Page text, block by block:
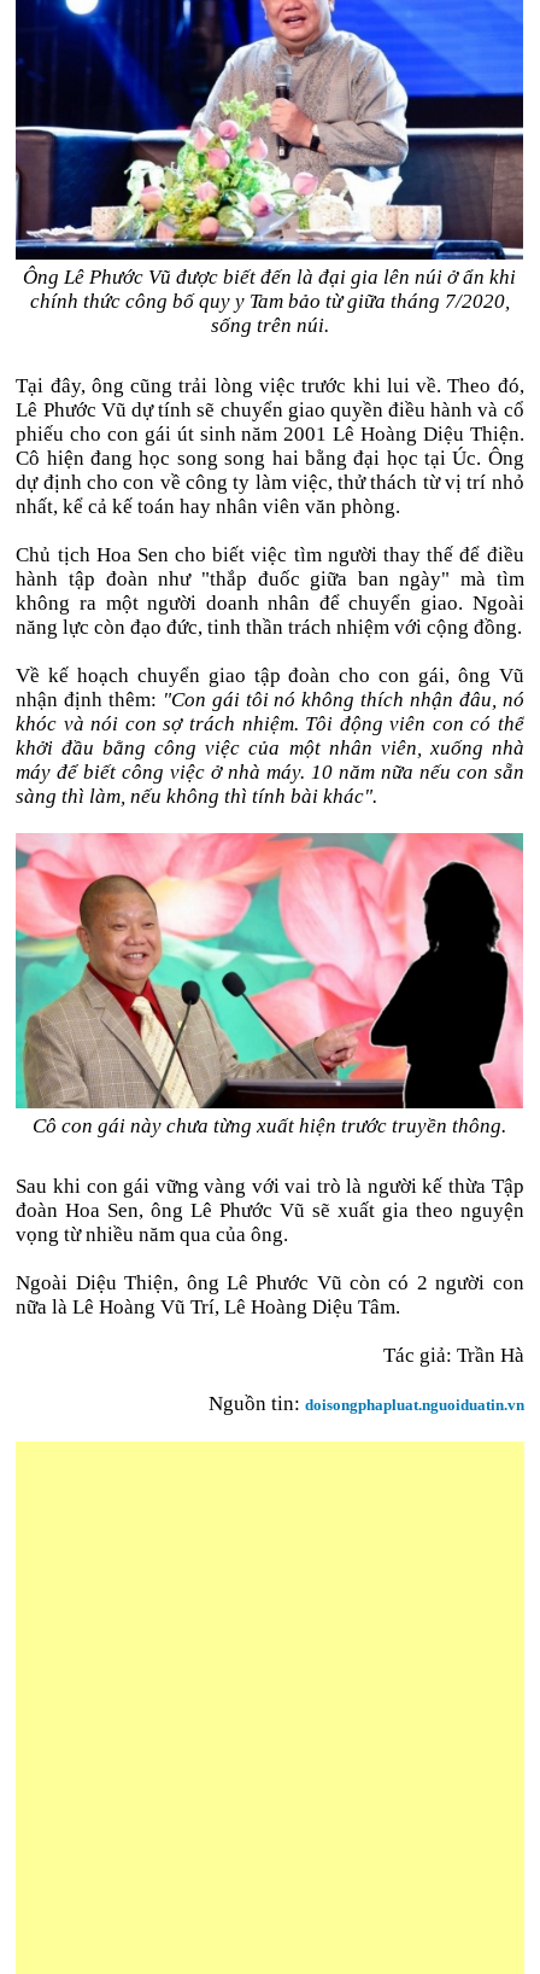
Ông Lê Phước Vũ được biết đến là đại gia lên núi ở ẩn khi
chính thức công bố quy y Tam bảo từ giữa tháng 7/2020,
sống trên núi.
Tại đây, ông cũng trải lòng việc trước khi lui về. Theo đó,
Lê Phước Vũ dự tính sẽ chuyển giao quyền điều hành và cổ
phiếu cho con gái út sinh năm 2001 Lê Hoàng Diệu Thiện.
Cô hiện đang học song song hai bằng đại học tại Úc. Ông
dự định cho con về công ty làm việc, thử thách từ vị trí nhỏ
nhất, kể cả kế toán hay nhân viên văn phòng.
Chủ tịch Hoa Sen cho biết việc tìm người thay thế để điều
hành tập đoàn như "thắp đuốc giữa ban ngày" mà tìm
không ra một người doanh nhân để chuyển giao. Ngoài
năng lực còn đạo đức, tinh thần trách nhiệm với cộng đồng.
Về kế hoạch chuyển giao tập đoàn cho con gái, ông Vũ
nhận định thêm: "Con gái tôi nó không thích nhận đâu, nó
khóc và nói con sợ trách nhiệm. Tôi động viên con có thể
khởi đầu bằng công việc của một nhân viên, xuống nhà
máy để biết công việc ở nhà máy. 10 năm nữa nếu con sẵn
sàng thì làm, nếu không thì tính bài khác".
Cô con gái này chưa từng xuất hiện trước truyền thông.
Sau khi con gái vững vàng với vai trò là người kế thừa Tập
đoàn Hoa Sen, ông Lê Phước Vũ sẽ xuất gia theo nguyện
vọng từ nhiều năm qua của ông.
Ngoài Diệu Thiện, ông Lê Phước Vũ còn có 2 người con
nữa là Lê Hoàng Vũ Trí, Lê Hoàng Diệu Tâm.
Tác giả: Trần Hà
Nguồn tin: doisongphapluat.nguoiduatin.vn